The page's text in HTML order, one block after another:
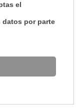
el
datos por parte